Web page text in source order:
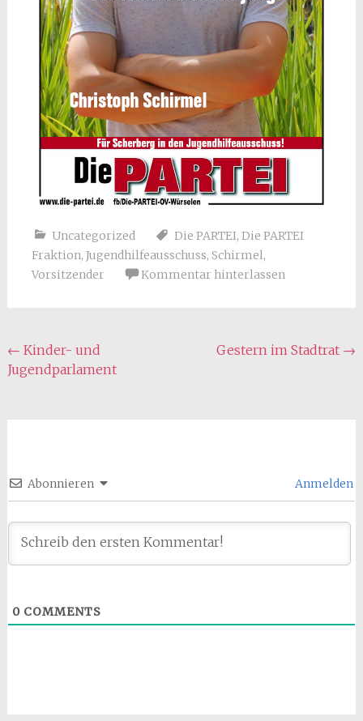
Uncategorized Die PARTEI, Die PARTEI
Fraktion, Jugendhilfeausschuss, Schirmel,
Vorsitzender
Kommentar hinterlassen
Beitragsnavigation
← Kinder- und
Jugendparlament
Gestern im Stadtrat →
Abonnieren Anmelden
0COMMENTS